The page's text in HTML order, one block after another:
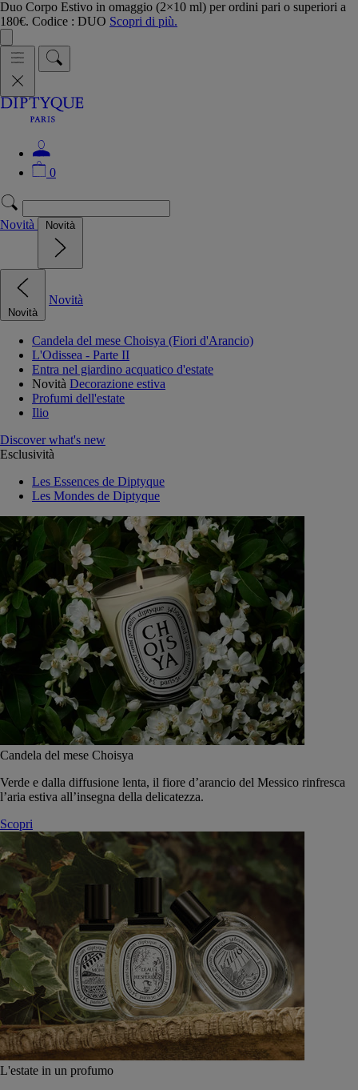
Duo Corpo Estivo in omaggio (2×10 ml) per ordini pari o superiori a
180€. Codice : DUO Scopri di più.
0
Novità Novità
Novità
Novità
Candela del mese Choisya (Fiori d'Arancio)
L'Odissea - Parte II
Entra nel giardino acquatico d'estate
Novità Decorazione estiva
Profumi dell'estate
Ilio
Discover what's new
Esclusività
Les Essences de Diptyque
Les Mondes de Diptyque
Candela del mese Choisya
Verde e dalla diffusione lenta, il fiore d’arancio del Messico rinfresca
l’aria estiva all’insegna della delicatezza.
Scopri
L'estate in un profumo